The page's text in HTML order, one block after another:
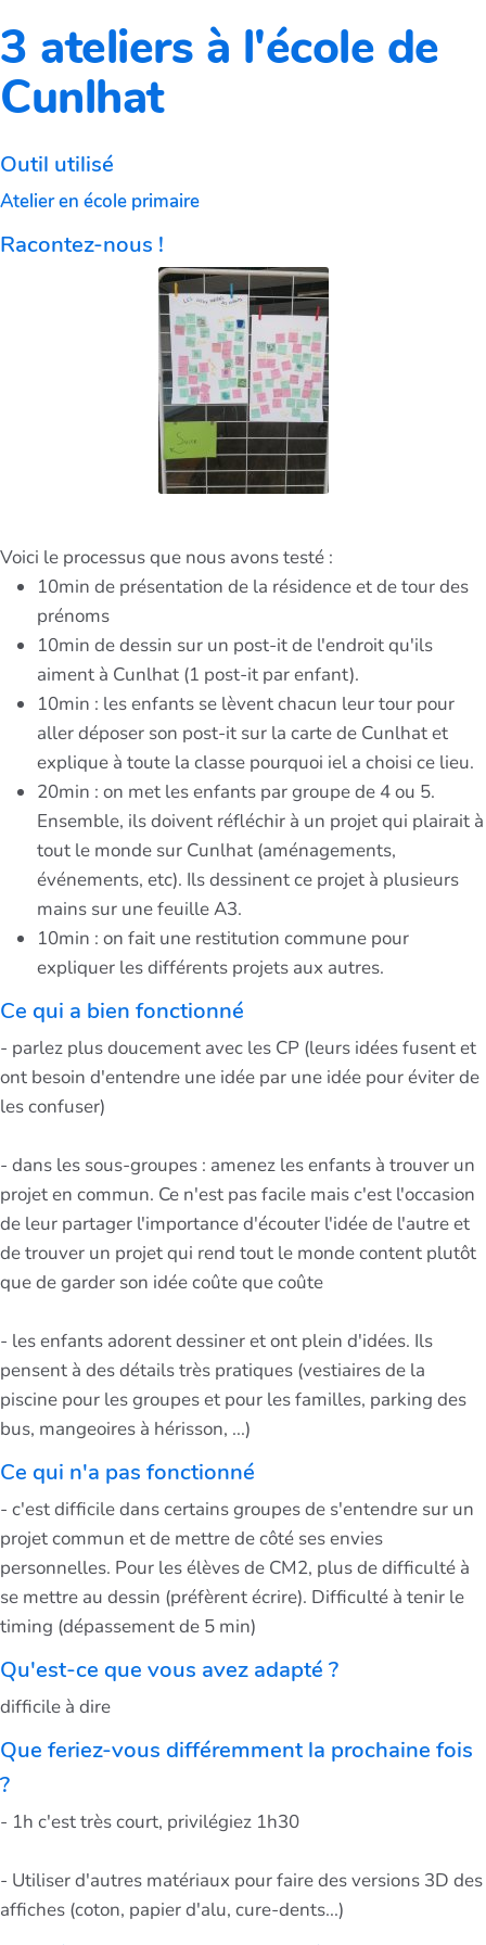
3 ateliers à l'école de
Cunlhat
Outil utilisé
Atelier en école primaire
Racontez-nous !
Voici le processus que nous avons testé :
10min de présentation de la résidence et de tour des
prénoms
10min de dessin sur un post-it de l'endroit qu'ils
aiment à Cunlhat (1 post-it par enfant).
10min : les enfants se lèvent chacun leur tour pour
aller déposer son post-it sur la carte de Cunlhat et
explique à toute la classe pourquoi iel a choisi ce lieu.
20min : on met les enfants par groupe de 4 ou 5.
Ensemble, ils doivent réfléchir à un projet qui plairait à
tout le monde sur Cunlhat (aménagements,
événements, etc). Ils dessinent ce projet à plusieurs
mains sur une feuille A3.
10min : on fait une restitution commune pour
expliquer les différents projets aux autres.
Ce qui a bien fonctionné
- parlez plus doucement avec les CP (leurs idées fusent et
ont besoin d'entendre une idée par une idée pour éviter de
les confuser)
- dans les sous-groupes : amenez les enfants à trouver un
projet en commun. Ce n'est pas facile mais c'est l'occasion
de leur partager l'importance d'écouter l'idée de l'autre et
de trouver un projet qui rend tout le monde content plutôt
que de garder son idée coûte que coûte
- les enfants adorent dessiner et ont plein d'idées. Ils
pensent à des détails très pratiques (vestiaires de la
piscine pour les groupes et pour les familles, parking des
bus, mangeoires à hérisson, ...)
Ce qui n'a pas fonctionné
- c'est difficile dans certains groupes de s'entendre sur un
projet commun et de mettre de côté ses envies
personnelles. Pour les élèves de CM2, plus de difficulté à
se mettre au dessin (préfèrent écrire). Difficulté à tenir le
timing (dépassement de 5 min)
Qu'est-ce que vous avez adapté ?
difficile à dire
Que feriez-vous différemment la prochaine fois
?
- 1h c'est très court, privilégiez 1h30
- Utiliser d'autres matériaux pour faire des versions 3D des
affiches (coton, papier d'alu, cure-dents...)